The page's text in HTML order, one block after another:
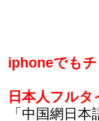
iphoneでもチ
日本人フル
「中国網日